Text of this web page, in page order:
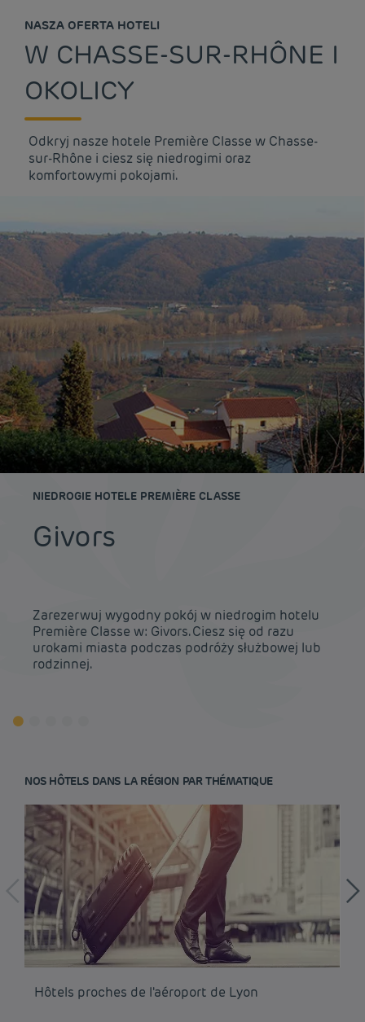
NASZA OFERTA HOTELI
W CHASSE-SUR-RHÔNE I
OKOLICY
Odkryj nasze hotele Première Classe w Chasse-
sur-Rhône i ciesz się niedrogimi oraz
komfortowymi pokojami.
NIEDROGIE HOTELE PREMIÈRE CLASSE
Givors
Zarezerwuj wygodny pokój w niedrogim hotelu
Première Classe w: Givors. Ciesz się od razu
urokami miasta podczas podróży służbowej lub
rodzinnej.
NOS HÔTELS DANS LA RÉGION PAR THÉMATIQUE
Hôtels proches de l'aéroport de Lyon